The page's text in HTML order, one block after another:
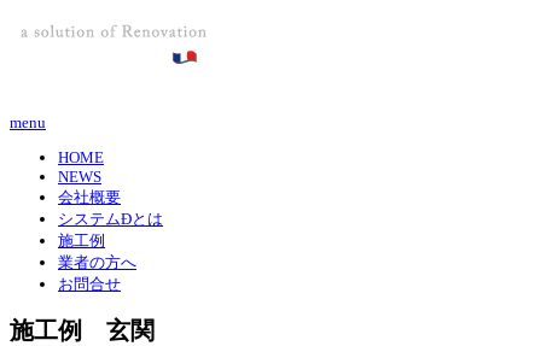
menu
HOME
NEWS
会社概要
システムÐとは
施工例
業者の方へ
お問合せ
施工例 玄関